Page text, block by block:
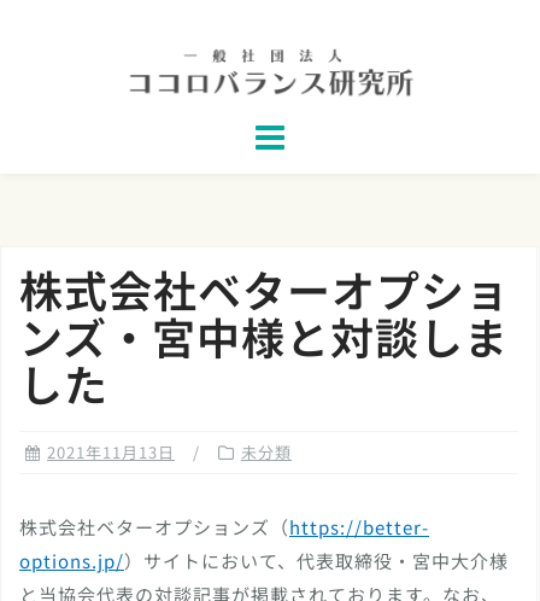
株式会社ベターオプショ
ンズ・宮中様と対談しま
した
2021年11月13日 未分類
株式会社ベターオプションズ（https://better-
options.jp/）サイトにおいて、代表取締役・宮中大介様
と当協会代表の対談記事が掲載されております。なお、